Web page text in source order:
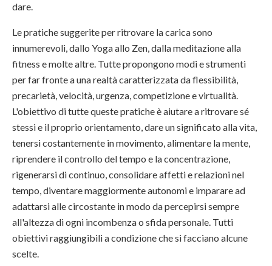
dare.
Le pratiche suggerite per ritrovare la carica sono
innumerevoli, dallo Yoga allo Zen, dalla meditazione alla
fitness e molte altre. Tutte propongono modi e strumenti
per far fronte a una realtà caratterizzata da flessibilità,
precarietà, velocità, urgenza, competizione e virtualità.
L'obiettivo di tutte queste pratiche è aiutare a ritrovare sé
stessi e il proprio orientamento, dare un significato alla vita,
tenersi costantemente in movimento, alimentare la mente,
riprendere il controllo del tempo e la concentrazione,
rigenerarsi di continuo, consolidare affetti e relazioni nel
tempo, diventare maggiormente autonomi e imparare ad
adattarsi alle circostante in modo da percepirsi sempre
all'altezza di ogni incombenza o sfida personale. Tutti
obiettivi raggiungibili a condizione che si facciano alcune
scelte.